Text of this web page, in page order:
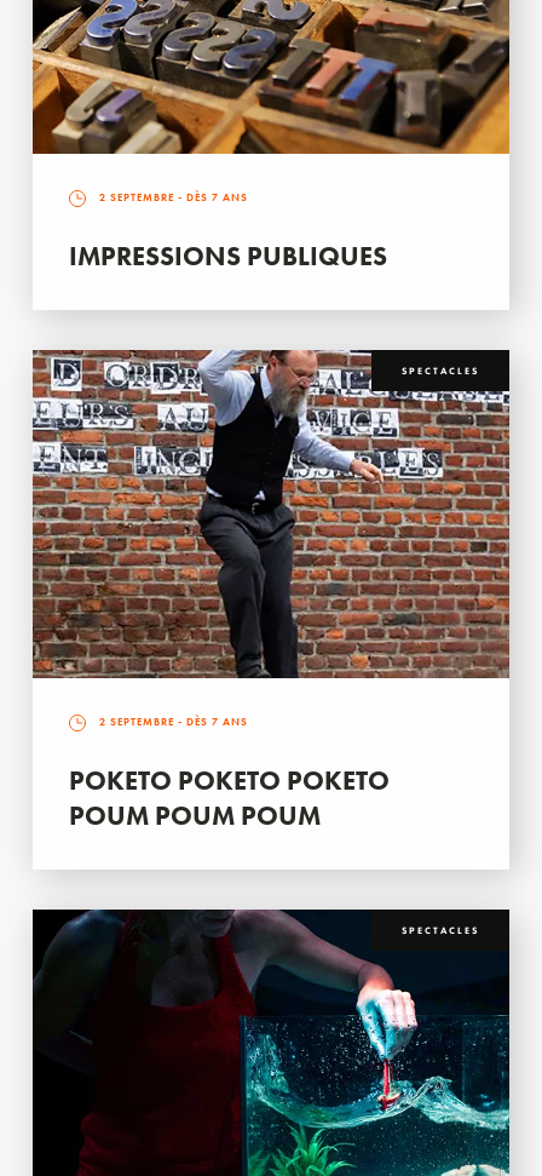
2 SEPTEMBRE - DÈS 7 ANS
IMPRESSIONS PUBLIQUES
SPECTACLES
2 SEPTEMBRE - DÈS 7 ANS
POKETO POKETO POKETO
POUM POUM POUM
SPECTACLES